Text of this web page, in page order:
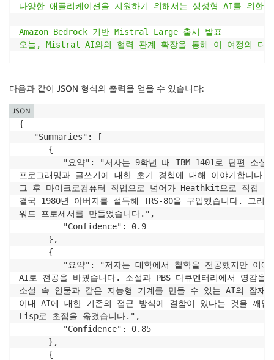
다양한 애플리케이션을 지원하기 위해서는 생성형 AI를 위
Amazon Bedrock 기반 Mistral Large 출시 발표
오늘, Mistral AI와의 협력 관계 확장을 통해 이 여정의 다
Mistral Large를 Amazon Bedrock에 통합함으로써 고객이
“전 세계 기업에서 저희의 선도적인 AI 기술을 빠르게 도입
– Arthur Mensch, Mistral AI CEO.
고객의 선택권을 존중하는 기업
Amazon Bedrock을 처음 출시한 이후 저희는 에이전트 및
“하나의 API에서 다양한 모델에 쉽게 액세스할 수 있다는
– Jamie Caramanica, CS Disco의 Engineering SVP.
“오늘날 당사의 최우선 과제는 생성형 AI를 통해 직원을
– Glenn Nethercutt, Genesys의 CTO.
생성형 AI 혁명이 계속 전개됨에 따라 AWS는 산업 전반의
LLM 및 FM에 대한 접근성 대중화
Amazon Bedrock은 최첨단 LLM 및 FM에 대한 액세스를
다음과 같이 JSON 형식의 출력을 얻을 수 있습니다:
{
   "Summaries": [
      {
"요약": "저자는 9학년 때 IBM 1401로 단편 소설
프로그래밍과 글쓰기에 대한 초기 경험에 대해 이야기합니다.
그 후 마이크로컴퓨터 작업으로 넘어가 Heathkit으로 직접
결국 1980년 아버지를 설득해 TRS-80을 구입했습니다. 그
워드 프로세서를 만들었습니다.",
         "Confidence": 0.9
      },
      {
"요약": "저자는 대학에서 철학을 전공했지만 이
AI로 전공을 바꿨습니다. 소설과 PBS 다큐멘터리에서 영감
소설 속 인물과 같은 지능형 기계를 만들 수 있는 AI의 잠재
이내 AI에 대한 기존의 접근 방식에 결함이 있다는 것을 깨
Lisp로 초점을 옮겼습니다.",
         "Confidence": 0.85
      },
      {
JSON